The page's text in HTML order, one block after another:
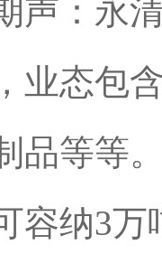
：永清
业态包
品等等
容纳3